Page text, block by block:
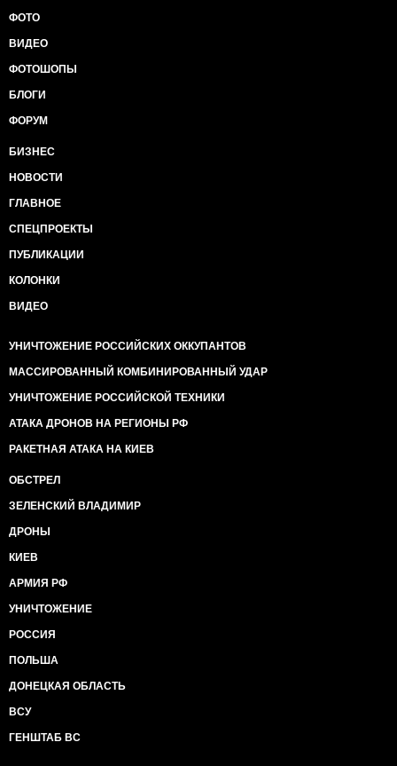
ФОТО
ВИДЕО
ФОТОШОПЫ
БЛОГИ
ФОРУМ
БИЗНЕС
НОВОСТИ
ГЛАВНОЕ
СПЕЦПРОЕКТЫ
ПУБЛИКАЦИИ
КОЛОНКИ
ВИДЕО
УНИЧТОЖЕНИЕ РОССИЙСКИХ ОККУПАНТОВ
МАССИРОВАННЫЙ КОМБИНИРОВАННЫЙ УДАР
УНИЧТОЖЕНИЕ РОССИЙСКОЙ ТЕХНИКИ
АТАКА ДРОНОВ НА РЕГИОНЫ РФ
РАКЕТНАЯ АТАКА НА КИЕВ
ОБСТРЕЛ
ЗЕЛЕНСКИЙ ВЛАДИМИР
ДРОНЫ
КИЕВ
АРМИЯ РФ
УНИЧТОЖЕНИЕ
РОССИЯ
ПОЛЬША
ДОНЕЦКАЯ ОБЛАСТЬ
ВСУ
ГЕНШТАБ ВС